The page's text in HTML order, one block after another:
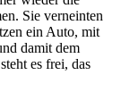
Sie verneinten
ein Auto, mit
damit dem
es frei, das